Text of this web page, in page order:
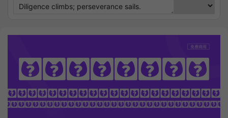
Vidaloka
SEEK NOTHING
Sharpens Love, presence